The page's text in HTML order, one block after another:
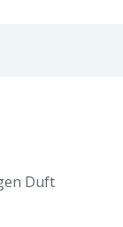
Duft